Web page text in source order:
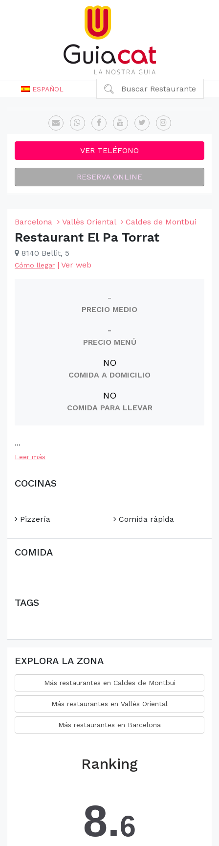
ESPAÑOL Buscar Restaurante
VER TELÉFONO
RESERVA ONLINE
Barcelona Vallès Oriental Caldes de Montbui
Restaurant El Pa Torrat
8140 Bellit, 5
Cómo llegar | Ver web
-
PRECIO MEDIO
-
PRECIO MENÚ
NO
COMIDA A DOMICILIO
NO
COMIDA PARA LLEVAR
...
Leer más
COCINAS
Pizzería Comida rápida
COMIDA
TAGS
EXPLORA LA ZONA
Más restaurantes en Caldes de Montbui
Más restaurantes en Vallès Oriental
Más restaurantes en Barcelona
Ranking
8.6